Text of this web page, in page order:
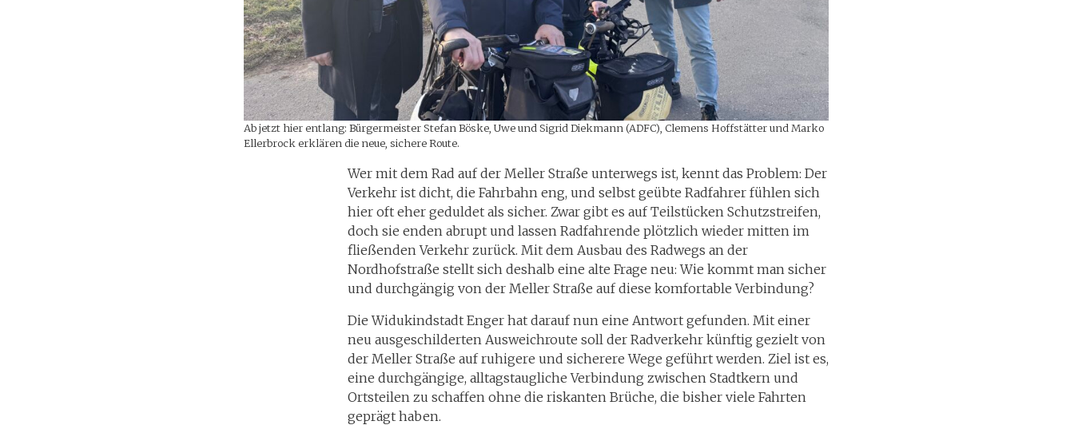
Ab jetzt hier entlang: Bürgermeister Stefan Böske, Uwe und Sigrid Diekmann (ADFC), Clemens Hoffstätter und Marko
Ellerbrock erklären die neue, sichere Route.
Wer mit dem Rad auf der Meller Straße unterwegs ist, kennt das Problem: Der
Verkehr ist dicht, die Fahrbahn eng, und selbst geübte Radfahrer fühlen sich
hier oft eher geduldet als sicher. Zwar gibt es auf Teilstücken Schutzstreifen,
doch sie enden abrupt und lassen Radfahrende plötzlich wieder mitten im
fließenden Verkehr zurück. Mit dem Ausbau des Radwegs an der
Nordhofstraße stellt sich deshalb eine alte Frage neu: Wie kommt man sicher
und durchgängig von der Meller Straße auf diese komfortable Verbindung?
Die Widukindstadt Enger hat darauf nun eine Antwort gefunden. Mit einer
neu ausgeschilderten Ausweichroute soll der Radverkehr künftig gezielt von
der Meller Straße auf ruhigere und sicherere Wege geführt werden. Ziel ist es,
eine durchgängige, alltagstaugliche Verbindung zwischen Stadtkern und
Ortsteilen zu schaffen ohne die riskanten Brüche, die bisher viele Fahrten
geprägt haben.